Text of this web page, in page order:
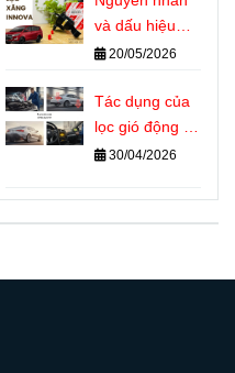
chính xác
và dấu hiệu
cần thay lọc
20/05/2026
Tác dụng của
lọc gió động cơ
ô tô đối với
tuổi thọ máy
30/04/2026